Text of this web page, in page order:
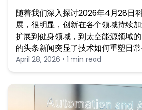
随着我们深入探讨2026年4月28日
展，很明显，创新在各个领域持续
扩展到健身领域，到太空能源领域
的头条新闻突显了技术如何重塑日
April 28, 2026 • 1 min read